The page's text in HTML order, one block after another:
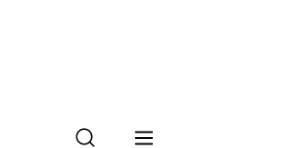
Buscar